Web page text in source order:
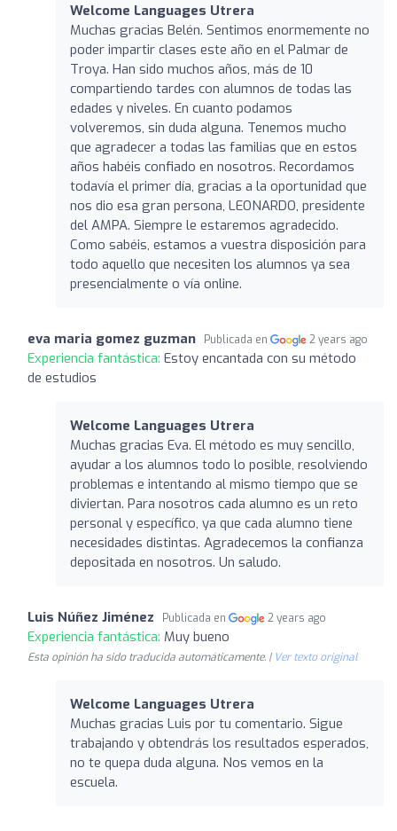
Welcome Languages Utrera
Muchas gracias Belén. Sentimos enormemente no
poder impartir clases este año en el Palmar de
Troya. Han sido muchos años, más de 10
compartiendo tardes con alumnos de todas las
edades y niveles. En cuanto podamos
volveremos, sin duda alguna. Tenemos mucho
que agradecer a todas las familias que en estos
años habéis confiado en nosotros. Recordamos
todavía el primer día, gracias a la oportunidad que
nos dio esa gran persona, LEONARDO, presidente
del AMPA. Siempre le estaremos agradecido.
Como sabéis, estamos a vuestra disposición para
todo aquello que necesiten los alumnos ya sea
presencialmente o vía online.
eva maria gomez guzman Publicada en 2 years ago
Experiencia fantástica: Estoy encantada con su método
de estudios
Welcome Languages Utrera
Muchas gracias Eva. El método es muy sencillo,
ayudar a los alumnos todo lo posible, resolviendo
problemas e intentando al mismo tiempo que se
diviertan. Para nosotros cada alumno es un reto
personal y específico, ya que cada alumno tiene
necesidades distintas. Agradecemos la confianza
depositada en nosotros. Un saludo.
Luis Núñez Jiménez Publicada en 2 years ago
Experiencia fantástica: Muy bueno
Esta opinión ha sido traducida automáticamente. | Ver texto original
Welcome Languages Utrera
Muchas gracias Luis por tu comentario. Sigue
trabajando y obtendrás los resultados esperados,
no te quepa duda alguna. Nos vemos en la
escuela.